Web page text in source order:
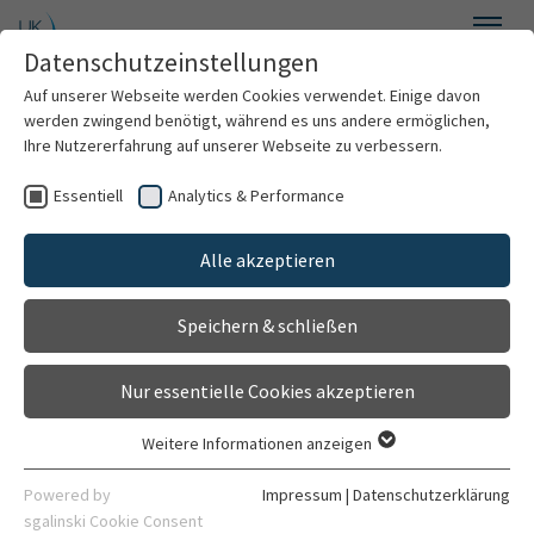
Zum Hauptinhalt springen
Willkommen
Über uns
Behandlungsspektrum
Für Patienten
Frauenheilkunde und Geburtshilfe
Datenschutzeinstellungen
Auf unserer Webseite werden Cookies verwendet. Einige davon
werden zwingend benötigt, während es uns andere ermöglichen,
Ihre Nutzererfahrung auf unserer Webseite zu verbessern.
Essentiell Analytics & Performance
Alle akzeptieren
Speichern & schließen
Nur essentielle Cookies akzeptieren
Essentielle Cookies werden für grundlegende Funktionen der
Webseite benötigt. Dadurch ist gewährleistet, dass die
Weitere Informationen anzeigen
Powered by
sgalinski Cookie Consent
Impressum | Datenschutzerklärung